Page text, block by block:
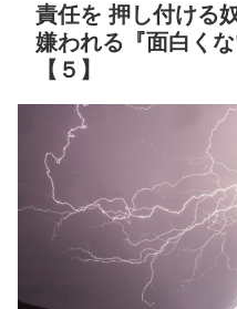
責任を 押し付ける
嫌われる『面白く
【５】